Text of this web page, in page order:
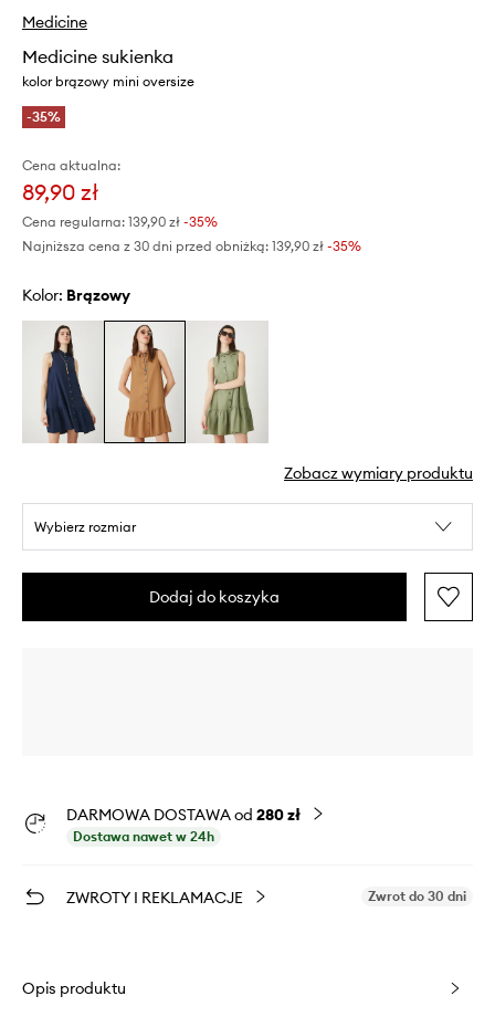
Medicine
Medicine sukienka
kolor brązowy mini oversize
-35%
Cena aktualna:
89,90 zł
Cena regularna: 139,90 zł -35%
Najniższa cena z 30 dni przed obniżką: 139,90 zł -35%
Kolor: brązowy
Zobacz wymiary produktu
Wybierz rozmiar
Dodaj do koszyka
DARMOWA DOSTAWA od 280 zł
Dostawa nawet w 24h
ZWROTY I REKLAMACJE Zwrot do 30 dni
Opis produktu